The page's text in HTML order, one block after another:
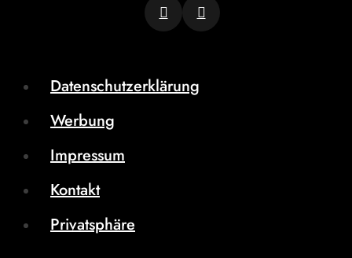
Datenschutzerklärung
Werbung
Impressum
Kontakt
Privatsphäre